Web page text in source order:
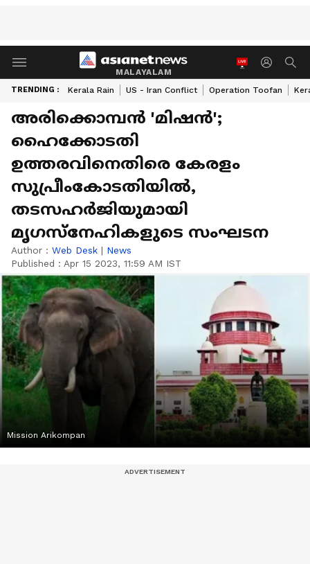
MALAYALAM
TRENDING : Kerala Rain US - Iran Conflict Operation Toofan
അരിക്കൊമ്പൻ 'മിഷൻ';
ഹൈക്കോടതി
ഉത്തരവിനെതിരെ കേരളം
സുപ്രീംകോടതിയിൽ,
തടസഹർജിയുമായി
മൃഗസ്നേഹികളുടെ സംഘടന
Author : Web Desk | News
Published : Apr 15 2023, 11:59 AM IST
Mission Arikompan